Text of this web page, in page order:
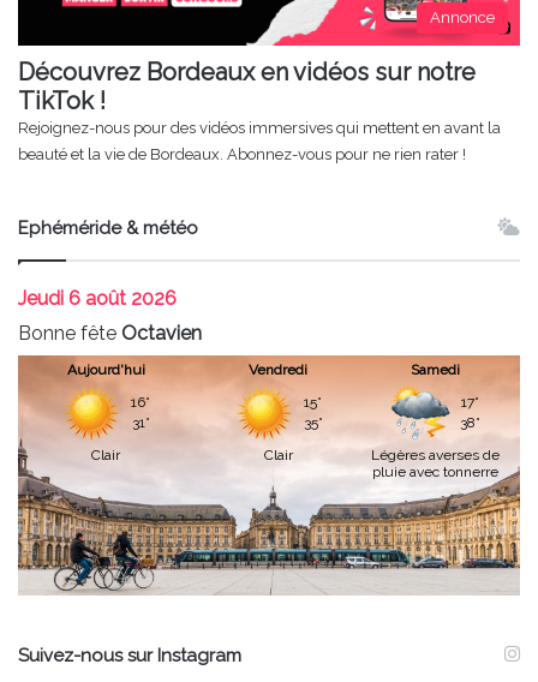
Annonce
Découvrez Bordeaux en vidéos sur notre
TikTok !
Rejoignez-nous pour des vidéos immersives qui mettent en avant la
beauté et la vie de Bordeaux. Abonnez-vous pour ne rien rater !
Ephéméride & météo
Jeudi 6 août 2026
Bonne fête Octavien
Aujourd'hui
16°
31°
Clair
Vendredi
15°
35°
Clair
Samedi
17°
38°
Légères averses de
pluie avec tonnerre
Suivez-nous sur Instagram